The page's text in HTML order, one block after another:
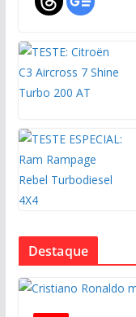
Destaque